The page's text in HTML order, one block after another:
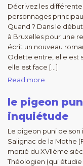
Décrivez les
personnages
Quand ? Dans le
à Bruxelles pour une
écrit un nouveau
Odette entre, elle est
elle est face […]
Read more
le pigeon
inquiétude
Le pigeon puni de son
Salignac de la Mothe
moitié du XVIIème
Théologien (qui